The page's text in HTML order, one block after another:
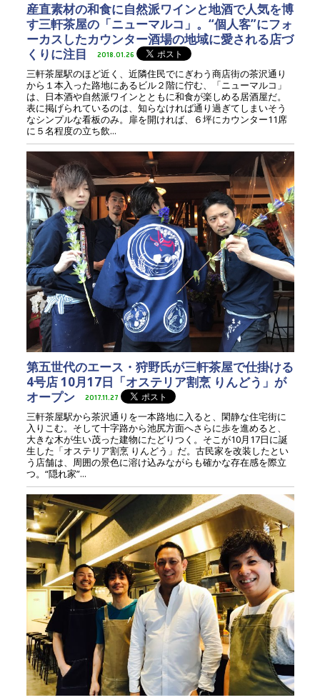
産直素材の和食に自然派ワインと地酒で人気を博
す三軒茶屋の「ニューマルコ」。“個人客”にフォ
ーカスしたカウンター酒場の地域に愛される店づ
くりに注目
2018.01.26
三軒茶屋駅のほど近く、近隣住民でにぎわう商店街の茶沢通り
から１本入った路地にあるビル２階に佇む、「ニューマルコ」
は、日本酒や自然派ワインとともに和食が楽しめる居酒屋だ。
表に掲げられているのは、知らなければ通り過ぎてしまいそう
なシンプルな看板のみ。扉を開ければ、６坪にカウンター11席
に５名程度の立ち飲...
第五世代のエース・狩野氏が三軒茶屋で仕掛ける
4号店 10月17日「オステリア割烹 りんどう」が
オープン
2017.11.27
三軒茶屋駅から茶沢通りを一本路地に入ると、閑静な住宅街に
入りこむ。そして十字路から池尻方面へさらに歩を進めると、
大きな木が生い茂った建物にたどりつく。そこが10月17日に誕
生した「オステリア割烹 りんどう」だ。古民家を改装したとい
う店舗は、周囲の景色に溶け込みながらも確かな存在感を際立
つ。“隠れ家”...